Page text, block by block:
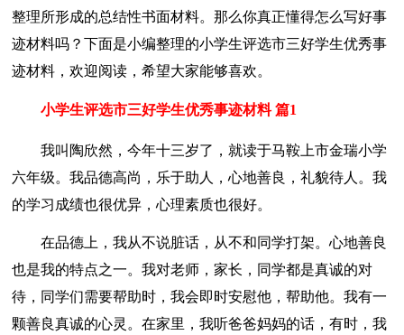
整理所形成的总结性书面材料。那么你真正懂得怎么写好事
迹材料吗？下面是小编整理的小学生评选市三好学生优秀事
迹材料，欢迎阅读，希望大家能够喜欢。
小学生评选市三好学生优秀事迹材料 篇1
我叫陶欣然，今年十三岁了，就读于马鞍上市金瑞小学
六年级。我品德高尚，乐于助人，心地善良，礼貌待人。我
的学习成绩也很优异，心理素质也很好。
在品德上，我从不说脏话，从不和同学打架。心地善良
也是我的特点之一。我对老师，家长，同学都是真诚的对
待，同学们需要帮助时，我会即时安慰他，帮助他。我有一
颗善良真诚的心灵。在家里，我听爸爸妈妈的话，有时，我